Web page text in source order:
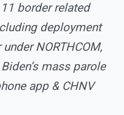
border related
deployment
NORTHCOM,
mass parole
app & CHNV